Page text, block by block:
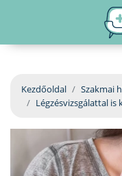
BETEGSÉGKALAUZ
ÜGYELETKERESŐ
ORVOS VÁLASZOL
Kezdőoldal Szakmai
Légzésvizsgálattal